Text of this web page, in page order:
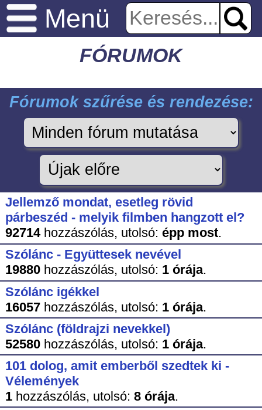
Menü
FÓRUMOK
Fórumok szűrése és rendezése:
Jellemző mondat, esetleg rövid
párbeszéd - melyik filmben hangzott el?
92714hozzászólás, utolsó: épp most.
Szólánc - Együttesek nevével
19880hozzászólás, utolsó: 1 órája.
Szólánc igékkel
16057hozzászólás, utolsó: 1 órája.
Szólánc (földrajzi nevekkel)
52580hozzászólás, utolsó: 1 órája.
101 dolog, amit emberből szedtek ki -
Vélemények
1hozzászólás, utolsó: 8 órája.